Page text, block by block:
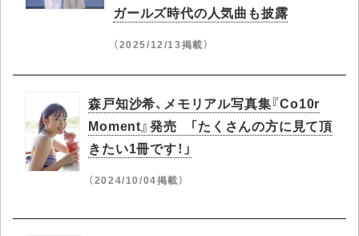
ガールズ時代の人気曲も披露
（2025/12/13掲載）
森戸知沙希、メモリアル写真集『Co10r
Moment』発売 「たくさんの方に見て頂
きたい1冊です！」
（2024/10/04掲載）